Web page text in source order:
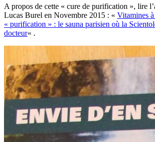
A propos de cette « cure de purification », lire
Lucas Burel en Novembre 2015 : « Vitamines
« purification » : le sauna parisien où la
docteur« .